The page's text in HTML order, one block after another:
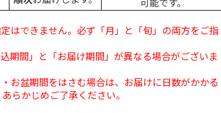
2,500円 2,490円 3,900円
はできません。必ず「月」と「旬」の両方をご指
期間」と「お届け期間」が異なる場合がございま
お盆期間をはさむ場合は、お届けに日数がかかる
あらかじめご了承ください。